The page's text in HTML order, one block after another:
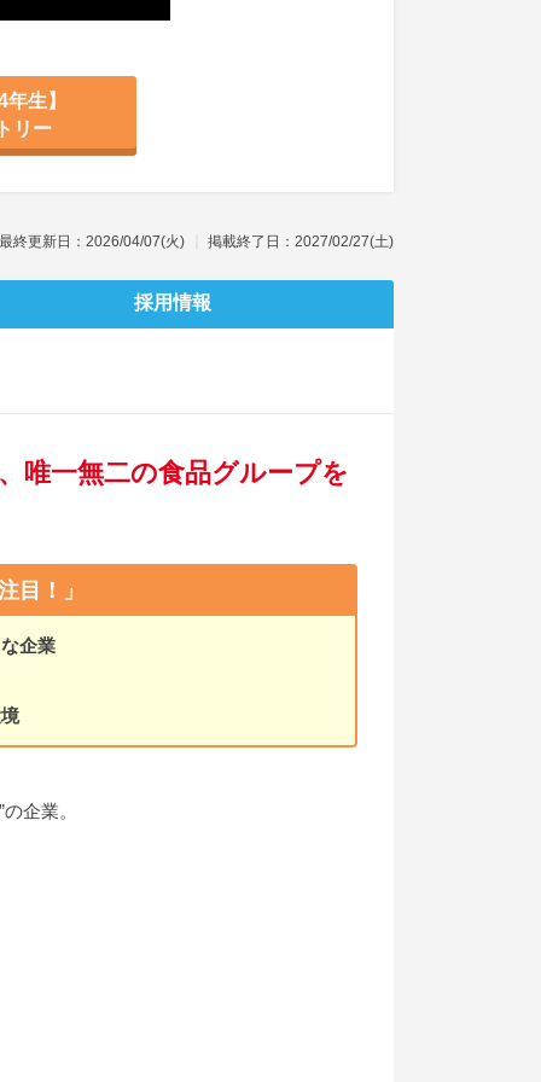
生】
リー
最終更新日：2026/04/07(火) 掲載終了日：2027/02/27(土)
採用情報
唯一無二の食品グループを
目！」
企業
企業。